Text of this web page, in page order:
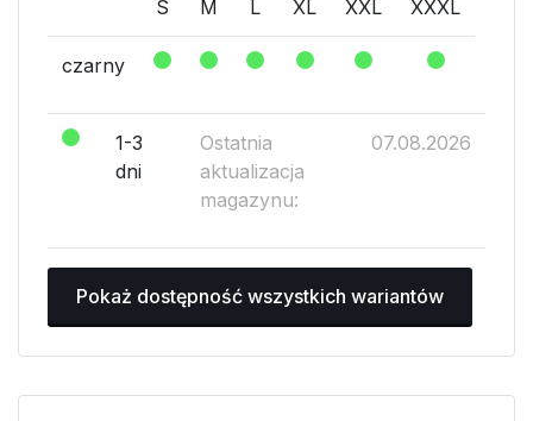
S M L XL XXL XXXL
czarny
1-3
dni
Ostatnia
aktualizacja
magazynu:
07.08.2026
Pokaż dostępność wszystkich wariantów